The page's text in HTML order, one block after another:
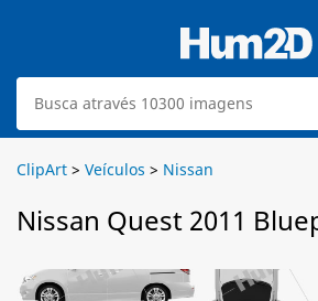
ClipArt > Veículos > Nissan
Nissan Quest 2011